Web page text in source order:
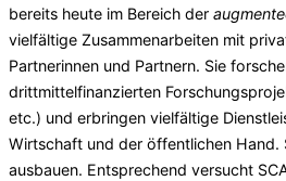
bereits heute im Bereich der
vielfältige Zusammenarbeiten mit
Partnerinnen und Partnern. Sie
drittmittelfinanzierten
etc.) und erbringen vielfältige
Wirtschaft und der öffentlichen Hand.
ausbauen. Entsprechend versucht